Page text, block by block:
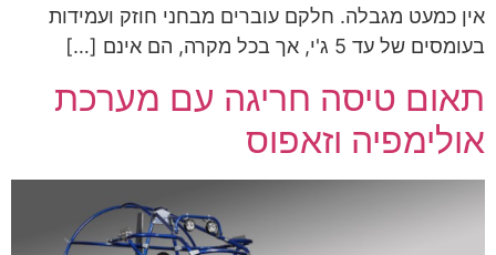
אין כמעט מגבלה. חלקם עוברים מבחני חוזק ועמידות
בעומסים של עד 5 ג'י, אך בכל מקרה, הם אינם […]
תאום טיסה חריגה עם מערכת
אולימפיה וזאפוס